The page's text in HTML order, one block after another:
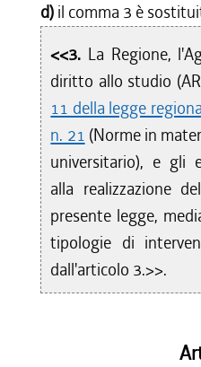
d) il comma 3 è
<<3. La Regione,
diritto allo studio
11 della legge
n. 21 (Norme in
universitario), e gli
alla realizzazione
presente legge,
tipologie di
dall'articolo 3.>>.